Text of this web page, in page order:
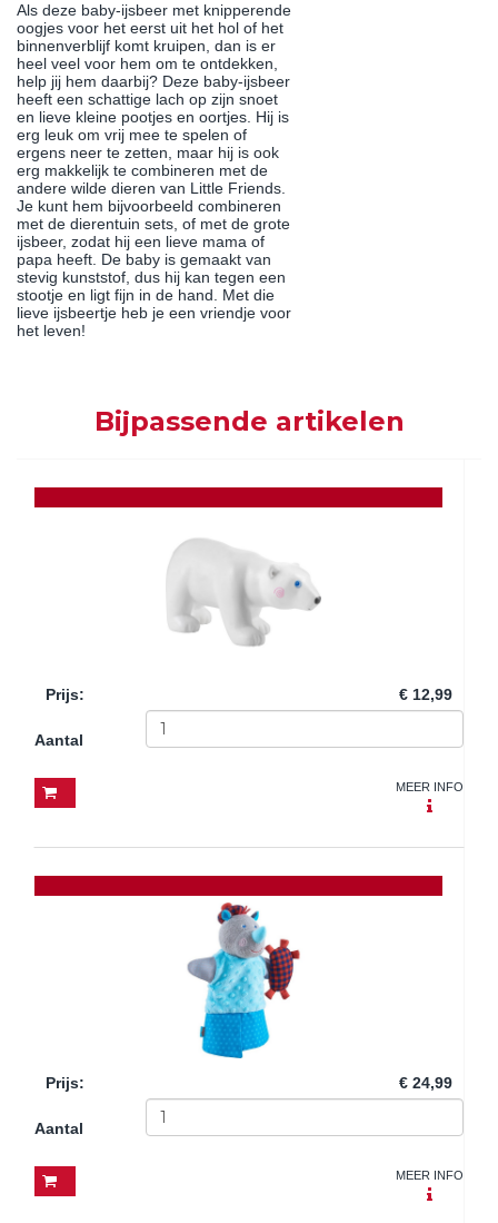
Als deze baby-ijsbeer met knipperende
oogjes voor het eerst uit het hol of het
binnenverblijf komt kruipen, dan is er
heel veel voor hem om te ontdekken,
help jij hem daarbij? Deze baby-ijsbeer
heeft een schattige lach op zijn snoet
en lieve kleine pootjes en oortjes. Hij is
erg leuk om vrij mee te spelen of
ergens neer te zetten, maar hij is ook
erg makkelijk te combineren met de
andere wilde dieren van Little Friends.
Je kunt hem bijvoorbeeld combineren
met de dierentuin sets, of met de grote
ijsbeer, zodat hij een lieve mama of
papa heeft. De baby is gemaakt van
stevig kunststof, dus hij kan tegen een
stootje en ligt fijn in de hand. Met die
lieve ijsbeertje heb je een vriendje voor
het leven!
Bijpassende artikelen
Prijs: € 12,99
Aantal
MEER INFO
Prijs: € 24,99
Aantal
MEER INFO